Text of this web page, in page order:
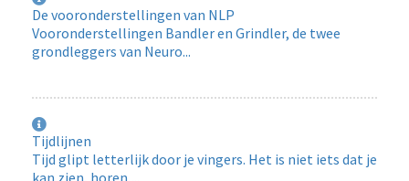
De vooronderstellingen van NLP
Vooronderstellingen Bandler en Grindler, de twee
grondleggers van Neuro...
Tijdlijnen
Tijd glipt letterlijk door je vingers. Het is niet iets dat je
kan zien, horen,...